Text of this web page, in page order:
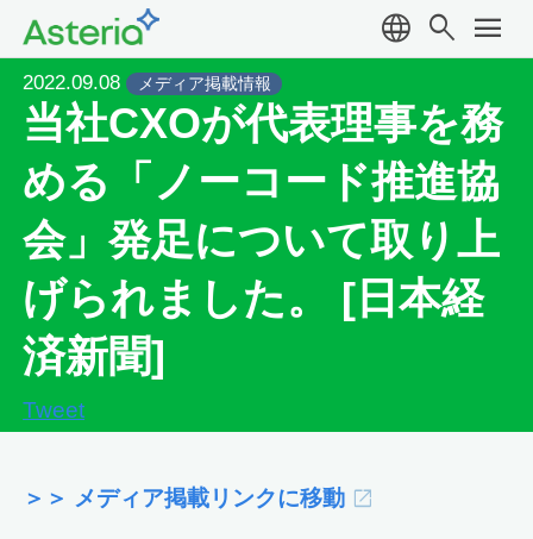
language search menu
2022.09.08 メディア掲載情報
当社CXOが代表理事を務
める「ノーコード推進協
会」発足について取り上
げられました。 [日本経
済新聞]
Tweet
＞＞ メディア掲載リンクに移動